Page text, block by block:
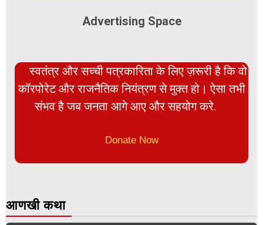
Advertising Space
स्वतंत्र और सच्ची पत्रकारिता के लिए ज़रूरी है कि वो
कॉरपोरेट और राजनैतिक नियंत्रण से मुक्त हो। ऐसा तभी
संभव है जब जनता आगे आए और सहयोग करे.
Donate Now
आणखी कथा